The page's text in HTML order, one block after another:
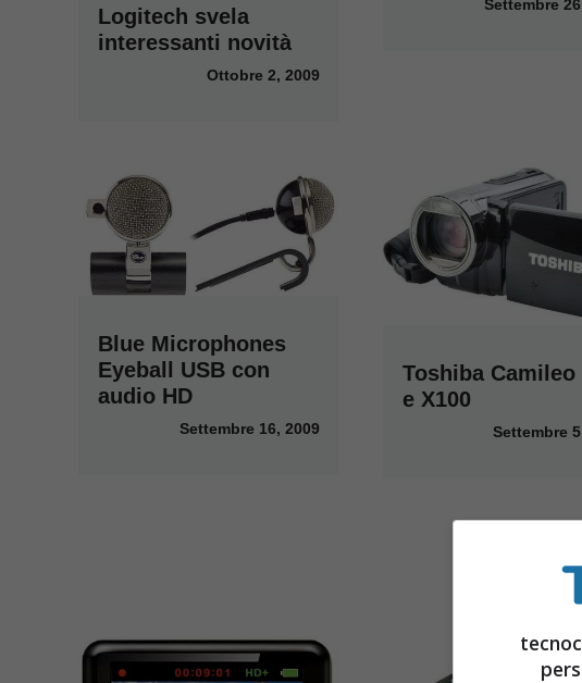
Logitech svela
interessanti novità
Ottobre 2, 2009
Settembre
Blue Microphones
Eyeball USB con
audio HD
Settembre 16, 2009
Toshiba Camileo
e X100
Settembre